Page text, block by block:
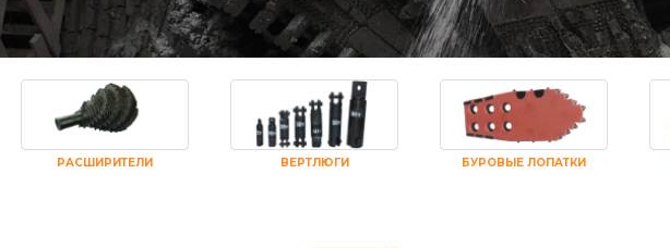
РАСШИРИТЕЛИ ВЕРТЛЮГИ БУРОВЫЕ ЛОПАТКИ